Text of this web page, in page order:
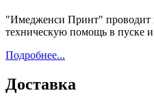
"Имедженси Принт" проводит
техническую помощь в пуске
Подробнее...
Доставка